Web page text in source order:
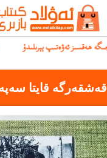
قەشقەرگە قايتا